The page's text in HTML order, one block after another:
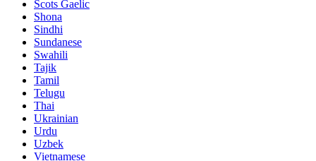
Scots Gaelic
Shona
Sindhi
Sundanese
Swahili
Tajik
Tamil
Telugu
Thai
Ukrainian
Urdu
Uzbek
Vietnamese